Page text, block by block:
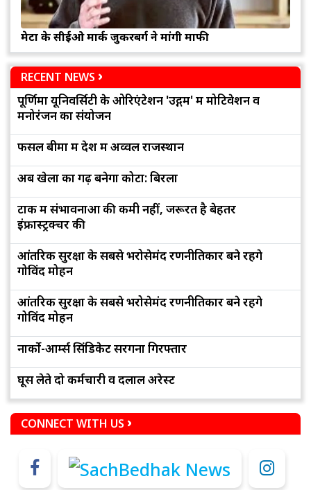
मेटा के सीईओ मार्क जुकरबर्ग ने मांगी माफी
RECENT NEWS
पूर्णिमा यूनिवर्सिटी के ओरिएंटेशन 'उद्गम' में मोटिवेशन व
मनोरंजन का संयोजन
फसल बीमा में देश में अव्वल राजस्थान
अब खेलों का गढ़ बनेगा कोटा: बिरला
टोंक में संभावनाओं की कमी नहीं, जरूरत है बेहतर
इंफ्रास्ट्रक्चर की
आंतरिक सुरक्षा के सबसे भरोसेमंद रणनीतिकार बने रहेंगे
गोविंद मोहन
आंतरिक सुरक्षा के सबसे भरोसेमंद रणनीतिकार बने रहेंगे
गोविंद मोहन
नार्को-आर्म्स सिंडिकेट सरगना गिरफ्तार
घूस लेते दो कर्मचारी व दलाल अरेस्ट
CONNECT WITH US